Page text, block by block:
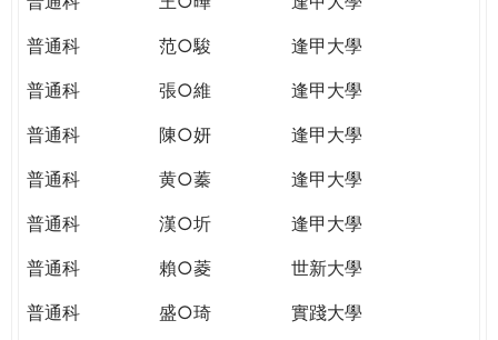
普通科
范○駿
逢甲大學
普通科
張○維
逢甲大學
普通科
陳○妍
逢甲大學
普通科
黄○蓁
逢甲大學
普通科
漢○圻
逢甲大學
普通科
賴○菱
世新大學
普通科
盛○琦
實踐大學